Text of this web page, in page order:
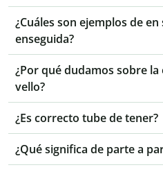
¿Cuáles son ejemplos de en
enseguida?
¿Por qué dudamos sobre
vello?
¿Es correcto tube de tener?
¿Qué significa de parte a